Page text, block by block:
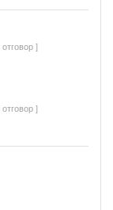
отговор ]
отговор ]